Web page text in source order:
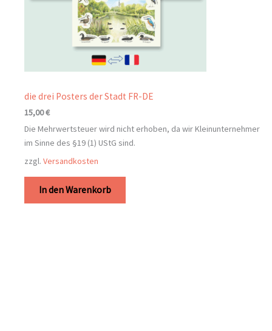
die drei Posters der Stadt FR-DE
15,00€
Die Mehrwertsteuer wird nicht erhoben, da wir Kleinunternehmer
im Sinne des §19 (1) UStG sind.
zzgl. Versandkosten
In den Warenkorb